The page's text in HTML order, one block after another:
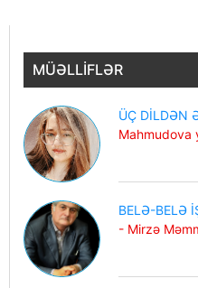
MÜƏLLİFLƏR
ÜÇ DİLDƏN
Mahmudova
BELƏ-BELƏ
- Mirzə